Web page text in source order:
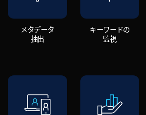
メタデータ
抽出
キーワードの
監視